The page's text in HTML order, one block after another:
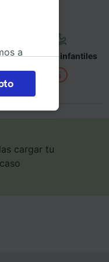
Asientos infantiles
cargar tu
a
la
no se
ello.